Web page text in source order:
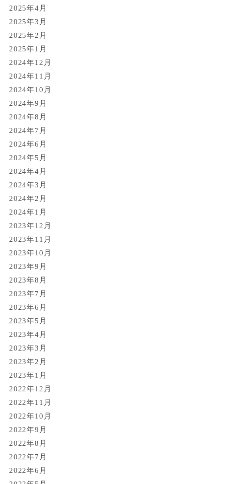
2025年4月
2025年3月
2025年2月
2025年1月
2024年12月
2024年11月
2024年10月
2024年9月
2024年8月
2024年7月
2024年6月
2024年5月
2024年4月
2024年3月
2024年2月
2024年1月
2023年12月
2023年11月
2023年10月
2023年9月
2023年8月
2023年7月
2023年6月
2023年5月
2023年4月
2023年3月
2023年2月
2023年1月
2022年12月
2022年11月
2022年10月
2022年9月
2022年8月
2022年7月
2022年6月